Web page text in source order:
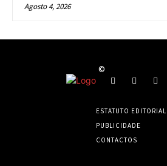
Agosto 4, 2026
©
ESTATUTO EDITORIAL
PUBLICIDADE
CONTACTOS